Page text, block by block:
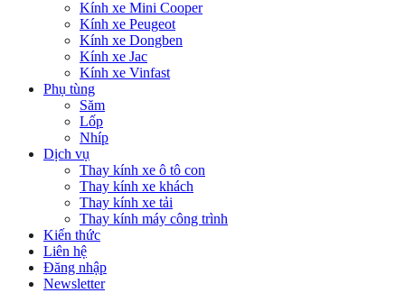
Kính xe Mini Cooper
Kính xe Peugeot
Kính xe Dongben
Kính xe Jac
Kính xe Vinfast
Phụ tùng
Săm
Lốp
Nhíp
Dịch vụ
Thay kính xe ô tô con
Thay kính xe khách
Thay kính xe tải
Thay kính máy công trình
Kiến thức
Liên hệ
Đăng nhập
Newsletter